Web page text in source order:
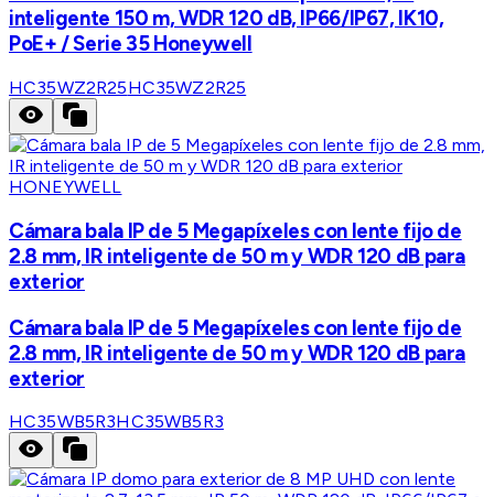
inteligente 150 m, WDR 120 dB, IP66/IP67, IK10,
PoE+ / Serie 35 Honeywell
HC35WZ2R25HC35WZ2R25
HONEYWELL
Cámara bala IP de 5 Megapíxeles con lente fijo de
2.8 mm, IR inteligente de 50 m y WDR 120 dB para
exterior
Cámara bala IP de 5 Megapíxeles con lente fijo de
2.8 mm, IR inteligente de 50 m y WDR 120 dB para
exterior
HC35WB5R3HC35WB5R3